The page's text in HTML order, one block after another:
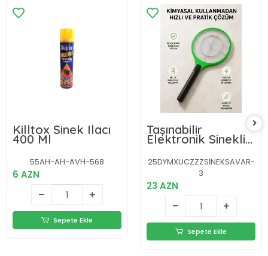
Killtox Sinek Ilacı
400 Ml
55AH-AH-AVH-568
6 AZN
Sepete Ekle
Taşınabilir
Elektronik Sineklik
– Üç Katmanlı
Güvenli Izgara ve
Kimyasız Koruma
25DYMXUCZZZSİNEKSAVAR-
3
23 AZN
Sepete Ekle